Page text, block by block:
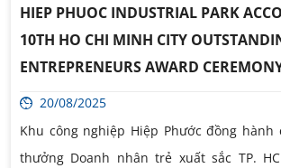
HIEP PHUOC INDUSTRIAL PARK
10TH HO CHI MINH CITY
ENTREPRENEURS AWARD
20/08/2025
Khu công nghiệp Hiệp Phước đồng hành
thưởng Doanh nhân trẻ xuất sắc TP.